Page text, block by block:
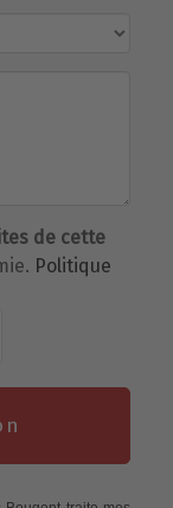
de cette
Politique